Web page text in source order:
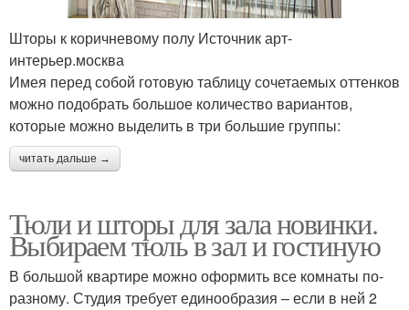
Шторы к коричневому полу Источник арт-
интерьер.москва
Имея перед собой готовую таблицу сочетаемых оттенков
можно подобрать большое количество вариантов,
которые можно выделить в три большие группы:
читать дальше →
Тюли и шторы для зала новинки.
Выбираем тюль в зал и гостиную
В большой квартире можно оформить все комнаты по-
разному. Студия требует единообразия – если в ней 2